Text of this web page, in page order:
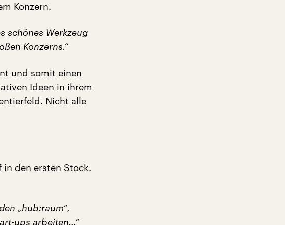
Konzern.
schönes Werkzeug
Konzerns.“
und somit einen
Ideen in ihrem
Nicht alle
in den ersten Stock.
„hub:raum“,
ups arbeiten…“